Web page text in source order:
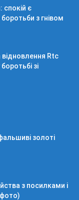
спокій є
з гнівом
Rtc
зі
золоті
з посилками і